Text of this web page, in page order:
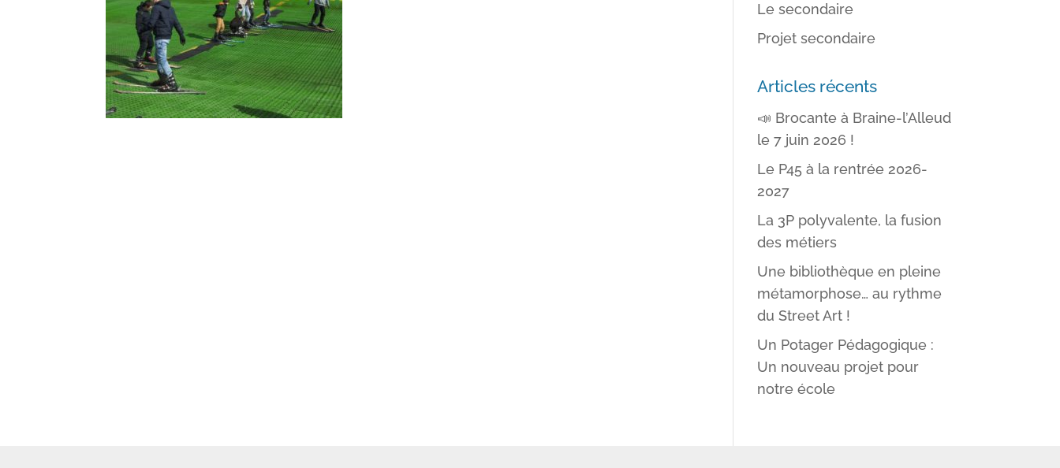
Le secondaire
Projet secondaire
Articles récents
📣 Brocante à Braine-l’Alleud
le 7 juin 2026 !
Le P45 à la rentrée 2026-
2027
La 3P polyvalente, la fusion
des métiers
Une bibliothèque en pleine
métamorphose… au rythme
du Street Art !
Un Potager Pédagogique :
Un nouveau projet pour
notre école